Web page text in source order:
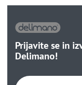
Prijavite se in
Delimano!